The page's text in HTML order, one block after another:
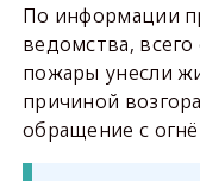
По информации
ведомства, всего
пожары унесли
причиной
обращение с